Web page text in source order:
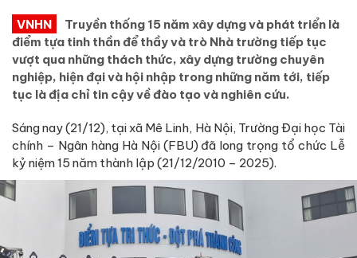
VNHN
Truyền thống 15 năm xây dựng và phát triển là
điểm tựa tinh thần để thầy và trò Nhà trường tiếp tục
vượt qua những thách thức, xây dựng trường chuyên
nghiệp, hiện đại và hội nhập trong những năm tới, tiếp
tục là địa chỉ tin cậy về đào tạo và nghiên cứu.
Sáng nay (21/12), tại xã Mê Linh, Hà Nội, Trường Đại học Tài
chính – Ngân hàng Hà Nội (FBU) đã long trọng tổ chức Lễ
kỷ niệm 15 năm thành lập (21/12/2010 – 2025).